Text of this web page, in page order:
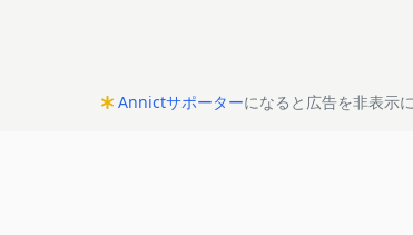
Annictサポーターになると広告を非表示